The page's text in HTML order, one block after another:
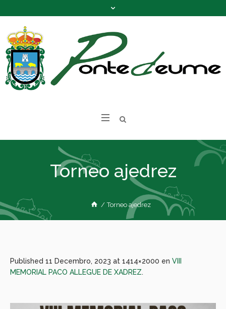
Torneo ajedrez
/ Torneo ajedrez
Published 11 Decembro, 2023 at 1414×2000 en VIII
MEMORIAL PACO ALLEGUE DE XADREZ.